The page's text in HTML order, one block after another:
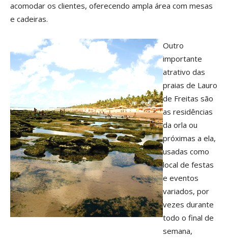
acomodar os clientes, oferecendo ampla área com mesas
e cadeiras.
Outro
importante
atrativo das
praias de Lauro
de Freitas são
as residências
da orla ou
próximas a ela,
usadas como
local de festas
e eventos
variados, por
vezes durante
todo o final de
semana,